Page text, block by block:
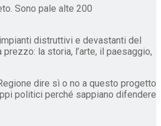
Sono pale alte 200
distruttivi e devastanti del
la storia, l’arte, il paesaggio,
dire sì o no a questo progetto
politici perché sappiano difendere